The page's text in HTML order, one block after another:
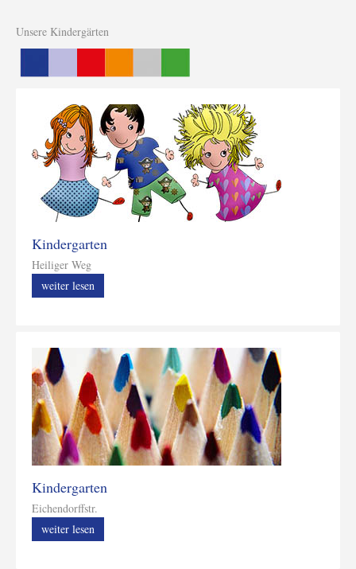
Unsere Kindergärten
Kindergarten
Heiliger Weg
weiter lesen
Kindergarten
Eichendorffstr.
weiter lesen